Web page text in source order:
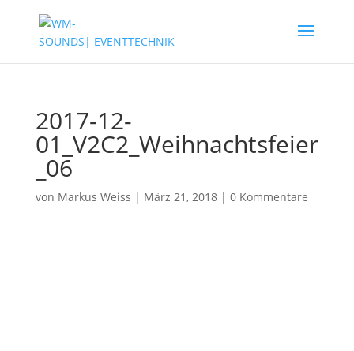
2017-12-
01_V2C2_Weihnachtsfeier
_06
von Markus Weiss | März 21, 2018| 0 Kommentare